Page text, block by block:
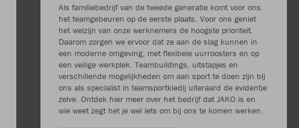
Als familiebedrijf van de tweede generatie komt voor ons
het teamgebeuren op de eerste plaats. Voor ons geniet
het welzijn van onze werknemers de hoogste prioriteit.
Daarom zorgen we ervoor dat ze aan de slag kunnen in
een moderne omgeving, met flexibele uurroosters en op
een veilige werkplek. Teambuildings, uitstapjes en
verschillende mogelijkheden om aan sport te doen zijn bij
ons als specialist in teamsportkledij uiteraard de evidentie
zelve. Ontdek hier meer over het bedrijf dat JAKO is en
wie weet zegt het je wel iets om bij ons te komen werken.